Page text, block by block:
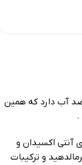
آب دارد که همین
.
آنتی اکسیدان و
و ترکیبات